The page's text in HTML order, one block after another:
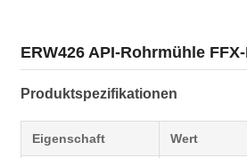
ERW426 API-Rohrmühle
Produktspezifikationen
Eigenschaft Wert